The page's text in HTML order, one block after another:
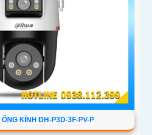
KÍNH DH-P3D-3F-PV-P